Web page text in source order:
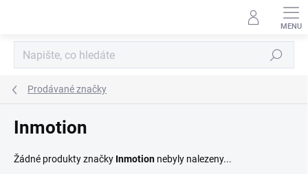
Hledat
Prodávané značky
Inmotion
Žádné produkty značky Inmotion nebyly nalezeny...